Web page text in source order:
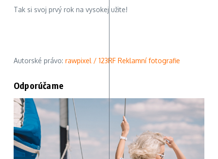
Tak si svoj prvý rok na vysokej užite!
Autorské právo: rawpixel / 123RF Reklamní fotografie
Odporúčame